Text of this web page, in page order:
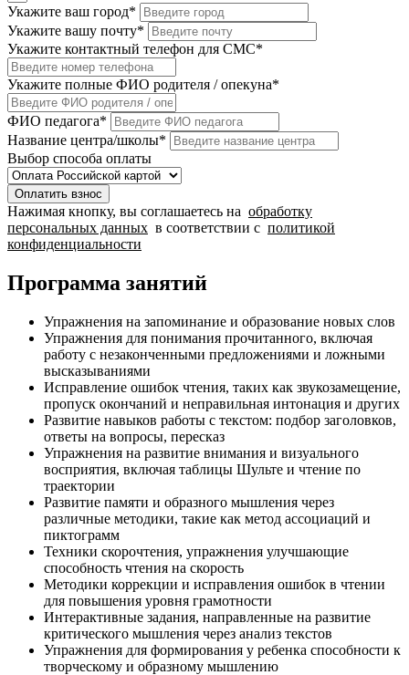
Укажите ваш город*
Укажите вашу почту*
Укажите контактный телефон для СМС*
Укажите полные ФИО родителя / опекуна*
ФИО педагога*
Название центра/школы*
Выбор способа оплаты
Оплатить взнос
Нажимая кнопку, вы соглашаетесь на обработку
персональных данных в соответствии с политикой
конфиденциальности
Программа занятий
Упражнения на запоминание и образование новых слов
Упражнения для понимания прочитанного, включая
работу с незаконченными предложениями и ложными
высказываниями
Исправление ошибок чтения, таких как звукозамещение,
пропуск окончаний и неправильная интонация и других
Развитие навыков работы с текстом: подбор заголовков,
ответы на вопросы, пересказ
Упражнения на развитие внимания и визуального
восприятия, включая таблицы Шульте и чтение по
траектории
Развитие памяти и образного мышления через
различные методики, такие как метод ассоциаций и
пиктограмм
Техники скорочтения, упражнения улучшающие
способность чтения на скорость
Методики коррекции и исправления ошибок в чтении
для повышения уровня грамотности
Интерактивные задания, направленные на развитие
критического мышления через анализ текстов
Упражнения для формирования у ребенка способности к
творческому и образному мышлению